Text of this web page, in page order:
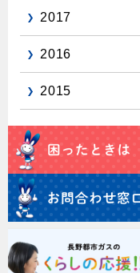
2017
2016
2015